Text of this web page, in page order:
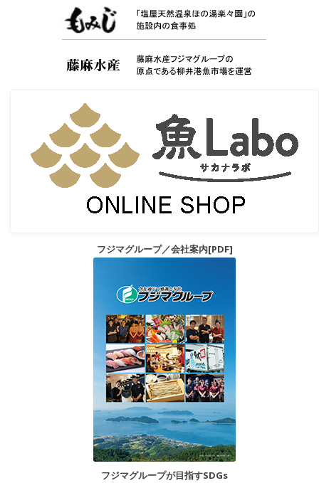
フジマグループ／会社案内[PDF]
フジマグループが目指すSDGs